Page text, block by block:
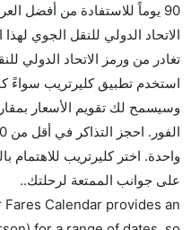
هل سيقدم لي الكحول
لا تقدم شركة الطيران
تقديم الكحول على متن
ما متوسط أسعار رحلة
AED 0. يوفرون تذاكر في هذا النطاق من الأسعار.
هل اختيار إنجاز إجراءات
إلى تامبا؟
90 يوماً للاستفادة من أفضل
استخدم تطبيق كليرتريب سواءً
وسيسمح لك تقويم الأسعار
واحدة. اختر كليرتريب للاهتمام
على جوانب الممتعة لرحلتك..
Calendar provides an